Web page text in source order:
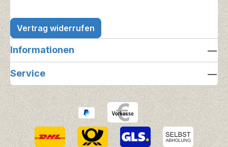
Vertrag widerrufen
Informationen
Service